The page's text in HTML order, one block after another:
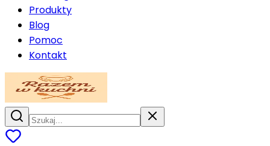
Produkty
Blog
Pomoc
Kontakt